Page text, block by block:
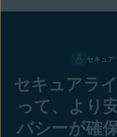
セキュア
セキュアラ
って、より
バシーが確